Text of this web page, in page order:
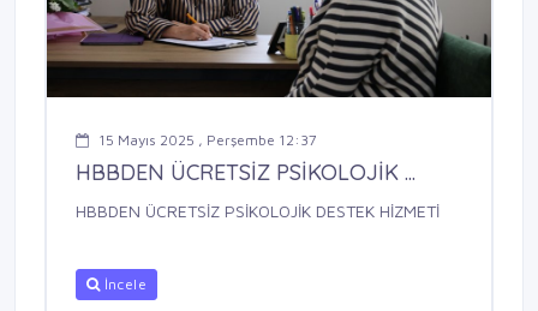
15 Mayıs 2025 , Perşembe 12:37
HBBDEN ÜCRETSİZ PSİKOLOJİK ...
HBBDEN ÜCRETSİZ PSİKOLOJİK DESTEK HİZMETİ
İncele